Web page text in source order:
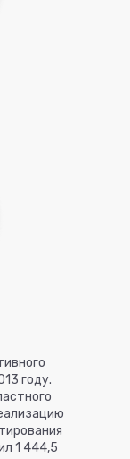
году.
1 444,5